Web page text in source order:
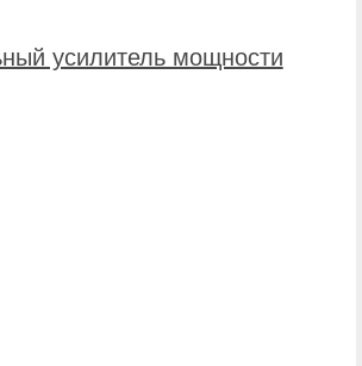
усилитель мощности